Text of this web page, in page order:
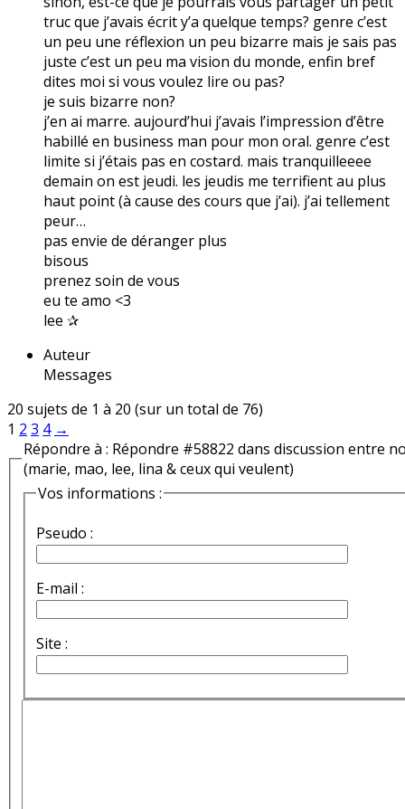
truc que j’avais écrit y’a quelque temps? genre c’est
un peu une réflexion un peu bizarre mais je sais pas
juste c’est un peu ma vision du monde, enfin bref
dites moi si vous voulez lire ou pas?
je suis bizarre non?
j’en ai marre. aujourd’hui j’avais l’impression d’être
habillé en business man pour mon oral. genre c’est
limite si j’étais pas en costard. mais tranquilleeee
demain on est jeudi. les jeudis me terrifient au plus
haut point (à cause des cours que j’ai). j’ai tellement
peur…
pas envie de déranger plus
bisous
prenez soin de vous
eu te amo <3
lee ✰
Auteur
Messages
20 sujets de 1 à 20 (sur un total de 76)
1 2 3 4 →
Répondre à : Répondre #58822 dans discussion entre
(marie, mao, lee, lina & ceux qui veulent)
Vos informations :
Pseudo :
E-mail :
Site :